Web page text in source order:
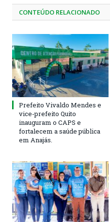
CONTEÚDO RELACIONADO
Prefeito Vivaldo Mendes e
vice-prefeito Quito
inauguram o CAPS e
fortalecem a saúde pública
em Anajás.